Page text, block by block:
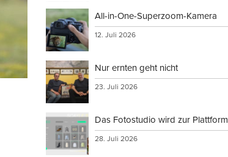
All-in-One-Superzoom-Kamera
12. Juli 2026
Nur ernten geht nicht
23. Juli 2026
Das Fotostudio wird zur Plattform
28. Juli 2026